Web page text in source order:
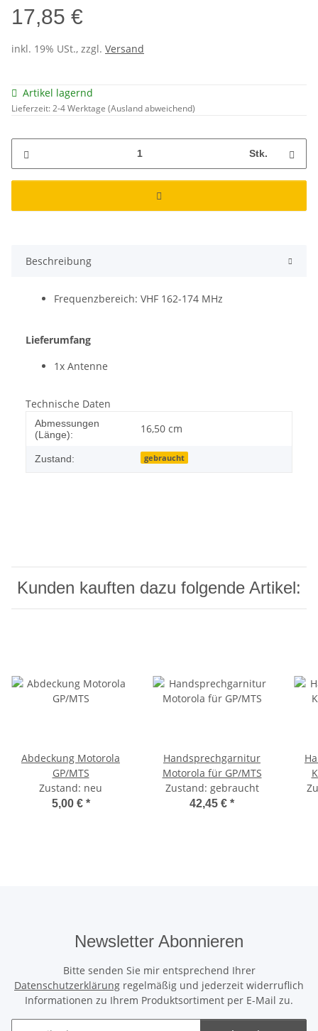
17,85 €
inkl. 19% USt., zzgl. Versand
Artikel lagernd
Lieferzeit:2-4 Werktage (Ausland abweichend)
Stk.
Beschreibung
Frequenzbereich: VHF 162-174 MHz
Lieferumfang
1x Antenne
Technische Daten
Abmessungen
(Länge):
16,50 cm
Zustand: gebraucht
Kunden kauften dazu folgende Artikel:
Abdeckung Motorola
GP/MTS
Zustand: neu
5,00 € *
Handsprechgarnitur
Motorola für GP/MTS
Zustand: gebraucht
42,45 € *
Newsletter Abonnieren
Bitte senden Sie mir entsprechend Ihrer
Datenschutzerklärung regelmäßig und jederzeit widerruflich
Informationen zu Ihrem Produktsortiment per E-Mail zu.